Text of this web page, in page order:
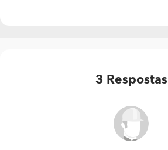
3 Respostas